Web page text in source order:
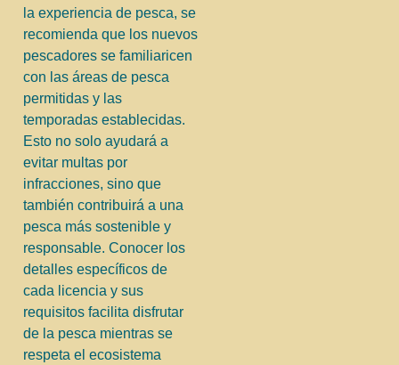
la experiencia de pesca, se
recomienda que los nuevos
pescadores se familiaricen
con las áreas de pesca
permitidas y las
temporadas establecidas.
Esto no solo ayudará a
evitar multas por
infracciones, sino que
también contribuirá a una
pesca más sostenible y
responsable. Conocer los
detalles específicos de
cada licencia y sus
requisitos facilita disfrutar
de la pesca mientras se
respeta el ecosistema